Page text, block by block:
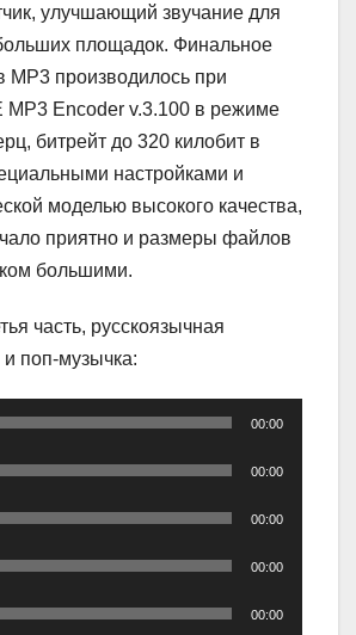
улучшающий звучание для
площадок. Финальное
MP3 производилось при
Encoder v.3.100 в режиме
битрейт до 320 килобит в
настройками и
моделью высокого качества,
приятно и размеры файлов
большими.
часть, русскоязычная
поп-музычка:
00:00
00:00
00:00
00:00
00:00